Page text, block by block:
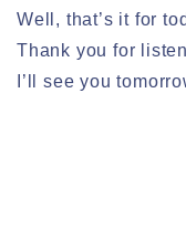
Well, that’s it for
Thank you for
I’ll see you